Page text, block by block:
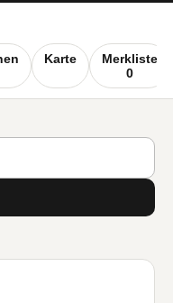
Karte
Merkliste
0